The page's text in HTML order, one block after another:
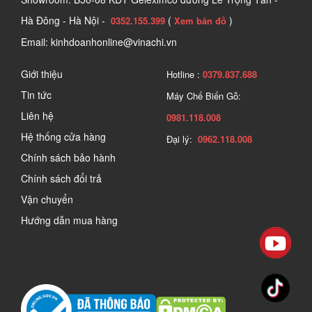
dàng nắm giữ và tạo lực khi thao tác. Bộ phận này thường được
vặn ốc vít.
2. Ứng dụng chính của tua vít
Hà Đông - Hà Nội - 0352.155.399 ( Xem bản đồ )
Email: kinhdoanhonline@vinachi.vn
Giới thiệu
Tin tức
Liên hệ
Hệ thống cửa hàng
Chính sách bảo hành
Chính sách đổi trả
Vận chuyển
Hướng dẫn mua hàng
Hotline : 0379.837.688
Máy Chế Biến Gỗ:
0981.118.008
Đại lý: 0962.118.008